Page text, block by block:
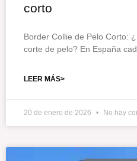
corto
Border Collie de Pelo Corto:
corte de pelo? En España
LEER MÁS>
20 de enero de 2026 No hay